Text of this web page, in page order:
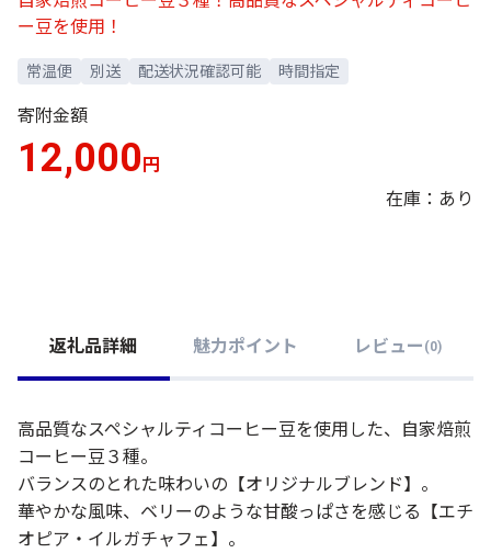
ー豆を使用！
常温便 別送 配送状況確認可能 時間指定
寄附金額
12,000 円
在庫：あり
返礼品詳細 魅力ポイント レビュー (0)
高品質なスペシャルティコーヒー豆を使用した、自家焙煎
コーヒー豆３種。
バランスのとれた味わいの【オリジナルブレンド】。
華やかな風味、ベリーのような甘酸っぱさを感じる【エチ
オピア・イルガチャフェ】。